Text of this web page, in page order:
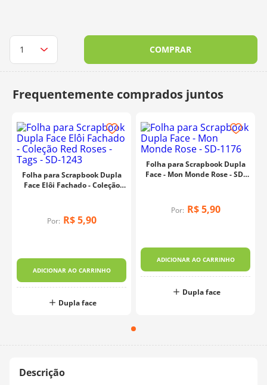
COMPRAR
Folha para Scrapbook Dupla
Face Elôi Fachado - Coleção
Por: R$ 5,90
ADICIONAR AO CARRINHO
Dupla face
Folha para Scrapbook Dupla
Face - Mon Monde Rose - SD-
Por: R$ 5,90
ADICIONAR AO CARRINHO
Dupla face
9
10º dmc
dmc